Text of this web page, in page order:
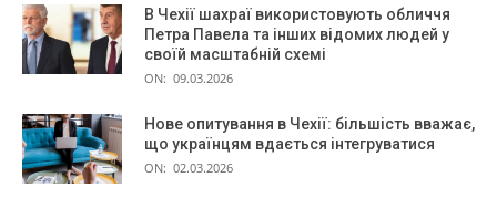
В Чехії шахраї використовують обличчя
Петра Павела та інших відомих людей у
своїй масштабній схемі
ON: 09.03.2026
Нове опитування в Чехії: більшість вважає,
що українцям вдається інтегруватися
ON: 02.03.2026